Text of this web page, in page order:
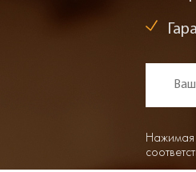
Нажимая